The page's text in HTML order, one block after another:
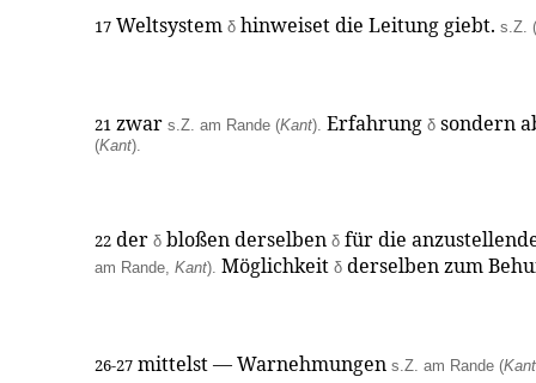
17 Weltsystem δ hinweiset die Leitung giebt. s.Z. (
21 zwar s.Z. am Rande (Kant). Erfahrung δ sondern
(Kant).
22 der δ bloßen derselben δ für die
am Rande, Kant). Möglichkeit δ derselben zum
26-27 mittelst — Warnehmungen s.Z. am Rande (Kant